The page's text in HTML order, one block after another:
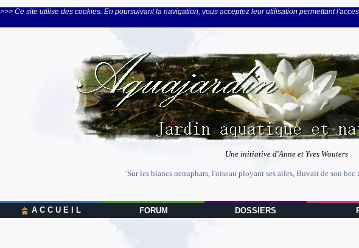
>>> Ce site utilise des cookies. En poursuivant la navigation, vous acceptez leur utilisation permettant
Une initiative d'Anne et Yves Wouters
"Sur les blancs nenuphars, l'oiseau ployant ses ailes, Buvait de son bec
A C C U E I L FORUM DOSSIERS